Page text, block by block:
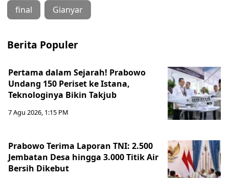
final Gianyar
Berita Populer
Pertama dalam Sejarah! Prabowo
Undang 150 Periset ke Istana,
Teknologinya Bikin Takjub
7 Agu 2026, 1:15 PM
Prabowo Terima Laporan TNI: 2.500
Jembatan Desa hingga 3.000 Titik Air
Bersih Dikebut